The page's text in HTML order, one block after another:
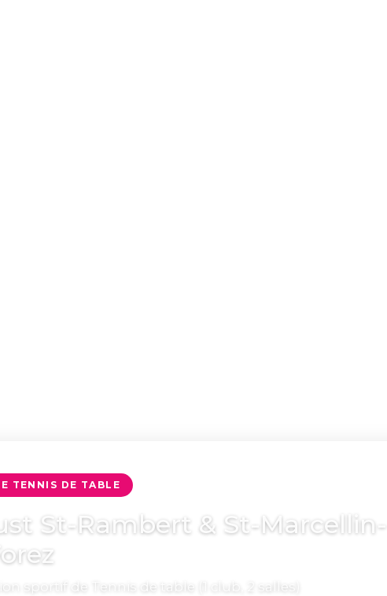
TENNIS DE TABLE
St-Rambert & St-Marcellin-
sportif de Tennis de table (1 club, 2 salles)